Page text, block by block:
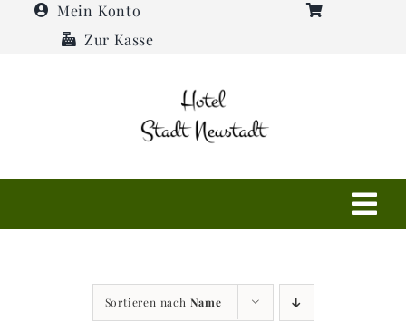
Mein Konto
Zur Kasse
Sortieren nach Name